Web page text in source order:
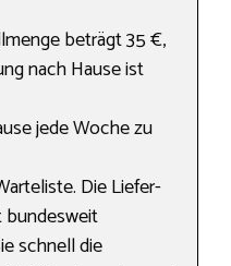
beträgt 35 €,
nach Hause ist
jede Woche zu
Die Liefer-
schnell die